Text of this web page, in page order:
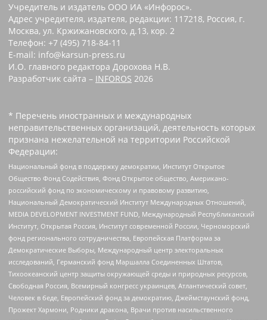
Учредитель и издатель ООО ИА «Инфорос».
Адрес учредителя, издателя, редакции: 117218, Россия, г.
Москва, ул. Кржижановского, д.13, кор. 2
Телефон: +7 (495) 718-84-11
E-mail: info@karsun-press.ru
И.О. главного редактора Дорохова Н.В.
Разработчик сайта – INFOROS 2026
* Перечень иностранных и международных
неправительственных организаций, деятельность которых
признана нежелательной на территории Российской
Федерации:
Национальный фонд в поддержку демократии, Институт Открытое
Общество Фонд Содействия, Фонд Открытое общество, Американо-
российский фонд по экономическому и правовому развитию,
Национальный Демократический Институт Международных Отношений,
MEDIA DEVELOPMENT INVESTMENT FUND, Международный Республиканский
Институт, Открытая Россия, Институт современной России, Черноморский
фонд регионального сотрудничества, Европейская Платформа за
Демократические Выборы, Международный центр электоральных
исследований, Германский фонд Маршалла Соединенных Штатов,
Тихоокеанский центр защиты окружающей среды и природных ресурсов,
Свободная Россия, Всемирный конгресс украинцев, Атлантический совет,
Человек в беде, Европейский фонд за демократию, Джеймстаунский фонд,
Прожект Хармони, Родники дракона, Врачи против насильственного